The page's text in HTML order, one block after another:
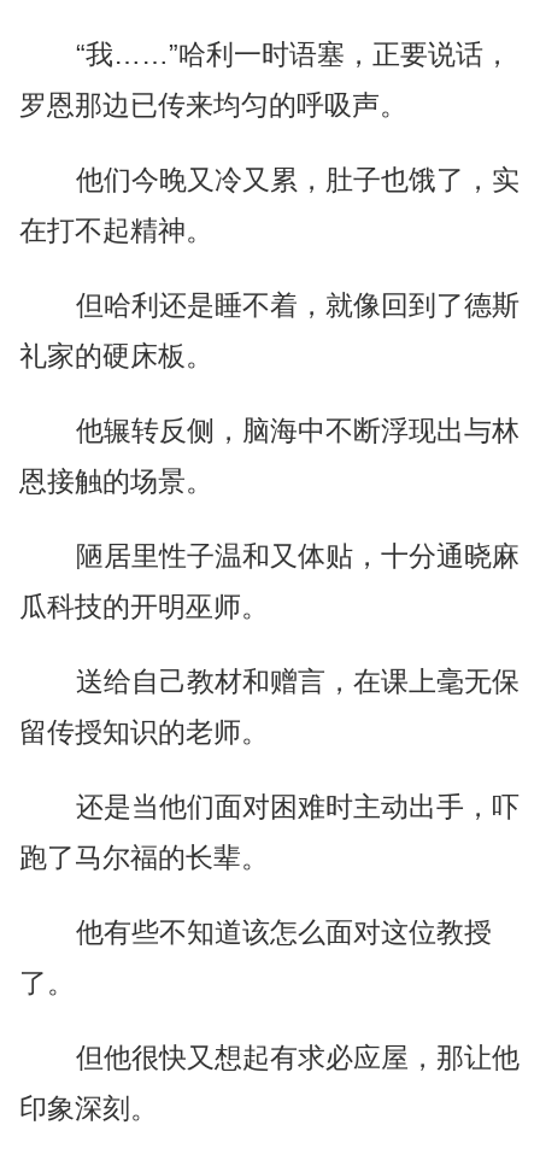
“我……”哈利一时语塞，正要说话，
罗恩那边已传来均匀的呼吸声。
他们今晚又冷又累，肚子也饿了，实
在打不起精神。
但哈利还是睡不着，就像回到了德斯
礼家的硬床板。
他辗转反侧，脑海中不断浮现出与林
恩接触的场景。
陋居里性子温和又体贴，十分通晓麻
瓜科技的开明巫师。
送给自己教材和赠言，在课上毫无保
留传授知识的老师。
还是当他们面对困难时主动出手，吓
跑了马尔福的长辈。
他有些不知道该怎么面对这位教授
了。
但他很快又想起有求必应屋，那让他
印象深刻。